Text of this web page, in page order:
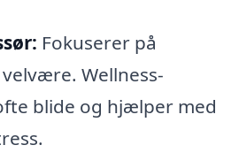
Fokuserer på
Wellness-
blide og hjælper med